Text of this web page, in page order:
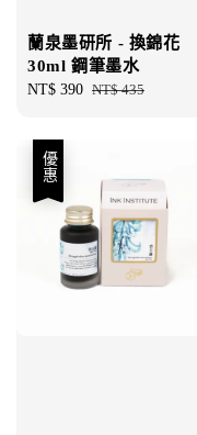
蘭泉墨研所 - 換錦花
30ml 鋼筆墨水
Sale
NT$ 390 Regular
NT$ 435
優惠